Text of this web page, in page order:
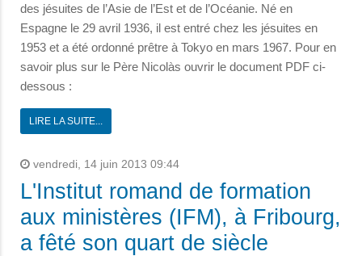
des jésuites de l’Asie de l’Est et de l’Océanie. Né en
Espagne le 29 avril 1936, il est entré chez les jésuites en
1953 et a été ordonné prêtre à Tokyo en mars 1967. Pour en
savoir plus sur le Père Nicolàs ouvrir le document PDF ci-
dessous :
LIRE LA SUITE...
vendredi, 14 juin 2013 09:44
L'Institut romand de formation
aux ministères (IFM), à Fribourg,
a fêté son quart de siècle